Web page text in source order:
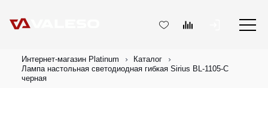
Интернет-магазин Platinum
Каталог
Лампа настольная светодиодная гибкая Sirius BL-1105-C
черная